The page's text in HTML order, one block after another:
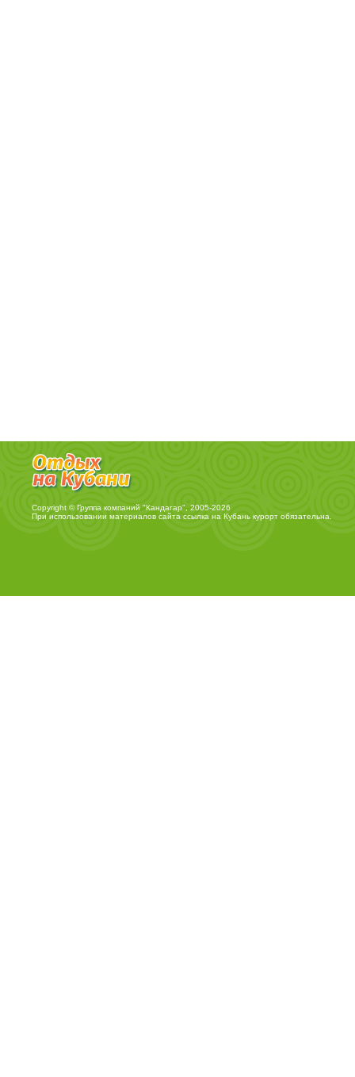
Copyright © Группа компаний "Кандагар", 2005-2026
При использовании материалов сайта ссылка на Кубань курортобязательна.